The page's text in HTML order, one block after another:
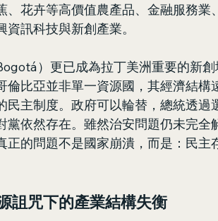
、花卉等高價值農產品、金融服務
資訊科技與新創產業。
）更已成為拉丁美洲重要的新
倫比亞並非單一資源國，其經濟結
民主制度。政府可以輪替，總統透過
黨依然存在。雖然治安問題仍未完
正的問題不是國家崩潰，而是：民
詛咒下的產業結構失衡